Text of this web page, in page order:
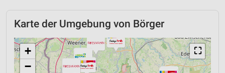
Karte der Umgebung von Börger
⛶
+
−